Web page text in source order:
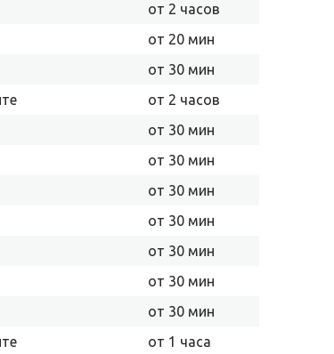
от 2 часов
от 20 мин
от 30 мин
от 2 часов
от 30 мин
от 30 мин
от 30 мин
от 30 мин
от 30 мин
от 30 мин
от 30 мин
от 1 часа